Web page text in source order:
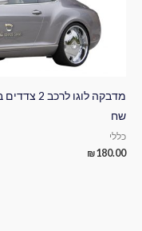
שח
כללי
₪180.00